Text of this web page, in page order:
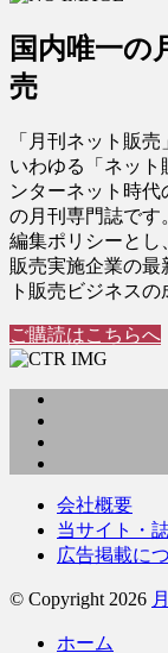
国内唯一
売
「月刊ネット販
いわゆる「ネット
ンターネット時
の月刊専門誌です
編集ポリシーとし
販売実施企業の最
ト販売ビジネス
ご購読はこちらへ
会社概要
当サイト・
広告掲載に
© Copyright 2026
ホーム